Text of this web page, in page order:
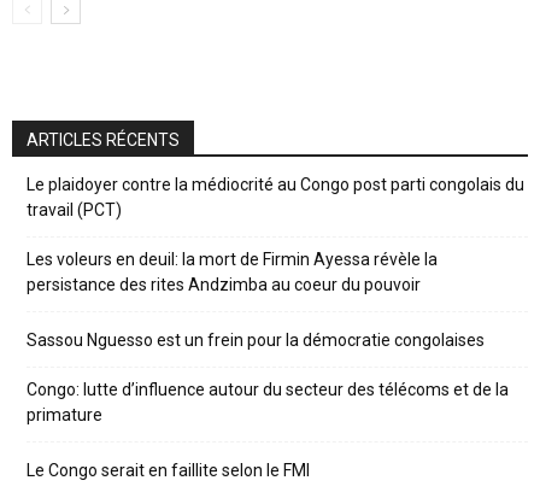
ARTICLES RÉCENTS
Le plaidoyer contre la médiocrité au Congo post parti congolais du
travail (PCT)
Les voleurs en deuil: la mort de Firmin Ayessa révèle la
persistance des rites Andzimba au coeur du pouvoir
Sassou Nguesso est un frein pour la démocratie congolaises
Congo: lutte d’influence autour du secteur des télécoms et de la
primature
Le Congo serait en faillite selon le FMI